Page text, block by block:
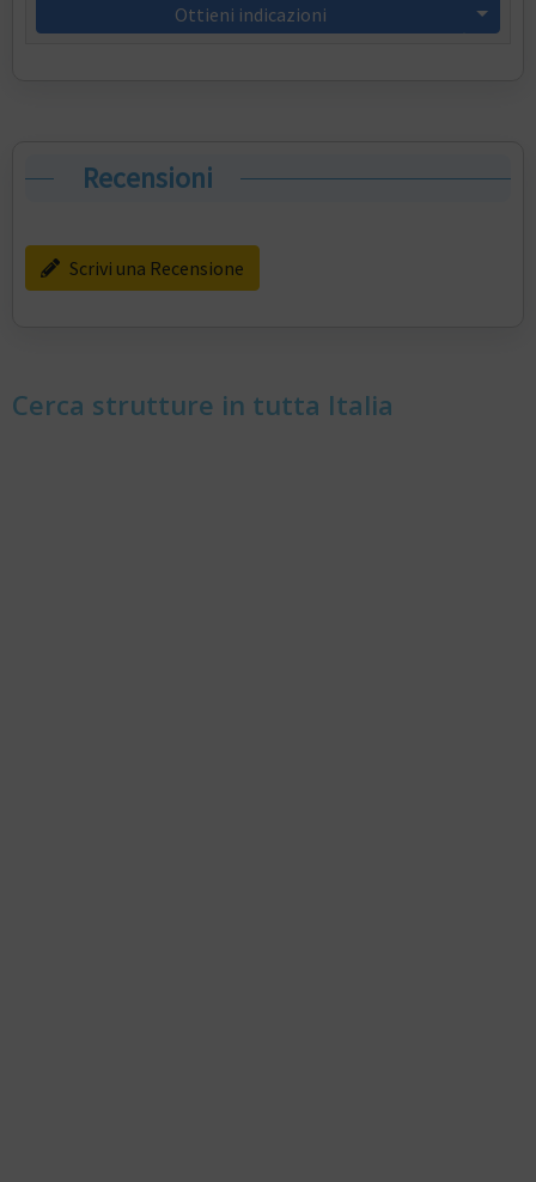
Ottieni indicazioni
Recensioni
Scrivi una Recensione
Cerca strutture in tutta Italia